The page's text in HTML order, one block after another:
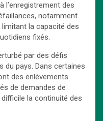
l’enregistrement des
notamment
la capacité des
fixés.
par des défis
du pays. Dans certaines
des enlèvements
de demandes de
la continuité des